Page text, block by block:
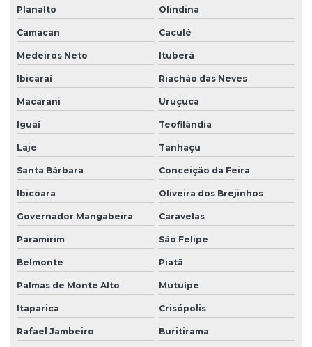
Gestão de condicionantes ambientais em projetos
Gestão de licenciamento ambiental contínuo
Inventário florestal
Levantamento georreferenciado rural
Mapeamento aéreo com drone
Mapeamento aéreo com drone na bahia
Mapeamento aéreo com drone em vitória da conquista
Mapeamento de área
Mapeamento de área com drone
Mapeamento de área com drone em vitória da conquista
Meio ambiente consultoria
Monitoramento ambiental com drones
Monitoramento ambiental empresas
Planalto Olindina
Camacan Caculé
Medeiros Neto Ituberá
Ibicaraí Riachão das Neves
Macarani Uruçuca
Iguaí Teofilândia
Laje Tanhaçu
Santa Bárbara Conceição da Feira
Ibicoara Oliveira dos Brejinhos
Governador Mangabeira Caravelas
Paramirim São Felipe
Belmonte Piatã
Palmas de Monte Alto Mutuípe
Itaparica Crisópolis
Rafael Jambeiro Buritirama